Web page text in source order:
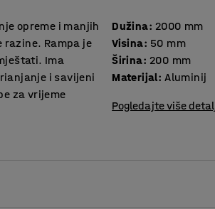
opreme i manjih
Rampa je
Ima
i savijeni
za vrijeme
Dužina: 2000 mm
Visina: 50 mm
Širina: 200 mm
Materijal: Aluminij
Pogledajte više